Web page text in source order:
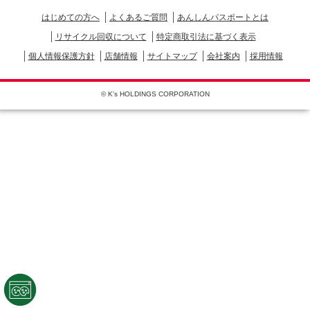
はじめての方へ よくあるご質問
あんしんパスポートとは
リサイクル回収について
特定商取引法に基づく表示
個人情報保護方針
店舗情報 サイトマップ 会社案内 採用情報
© K's HOLDINGS CORPORATION